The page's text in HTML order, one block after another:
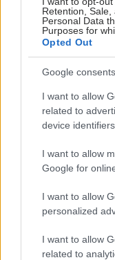
Retention,
Personal Data
Purposes for
Opted Out
Google consents
I want to allow
related to
device
I want to allow
Google for
I want to allow
personalized
I want to allow
related to